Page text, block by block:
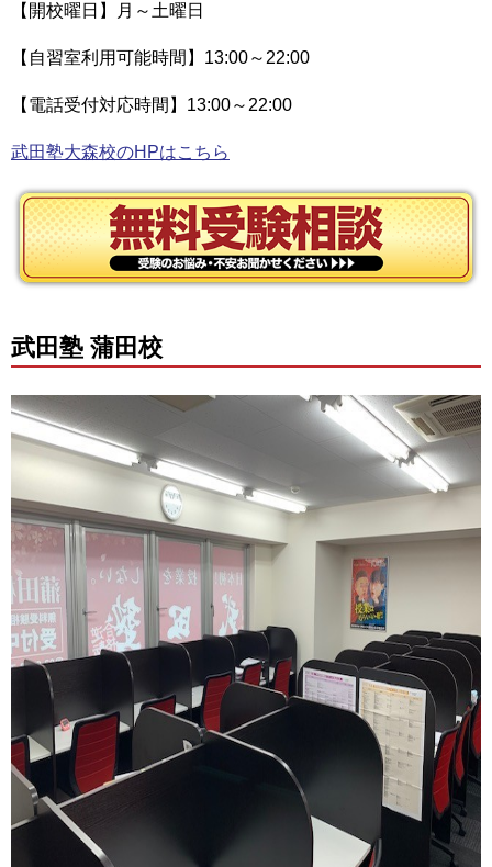
【開校曜日】月～土曜日
【自習室利用可能時間】13:00～22:00
【電話受付対応時間】13:00～22:00
武田塾大森校のHPはこちら
武田塾 蒲田校